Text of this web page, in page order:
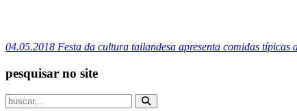
04.05.2018 Festa da cultura tailandesa apresenta comidas típicas
pesquisar no site